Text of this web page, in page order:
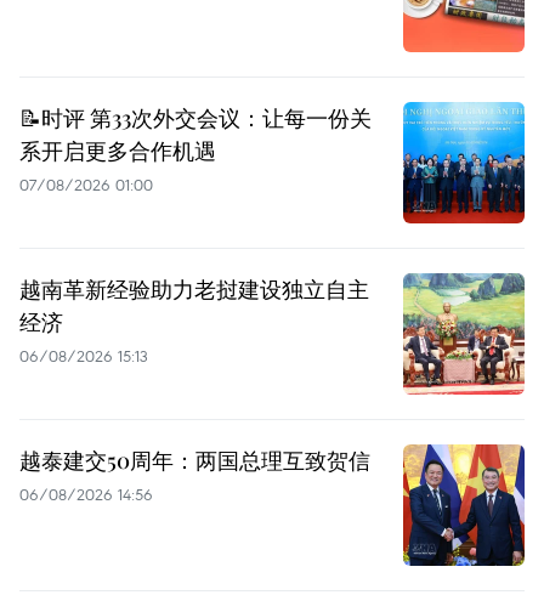
📝时评 第33次外交会议：让每一份关
系开启更多合作机遇
07/08/2026 01:00
越南革新经验助力老挝建设独立自主
经济
06/08/2026 15:13
越泰建交50周年：两国总理互致贺信
06/08/2026 14:56